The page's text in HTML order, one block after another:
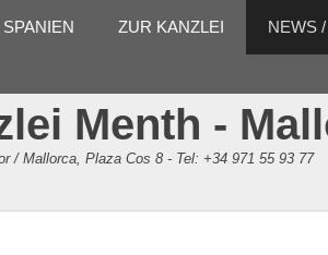
ZUR KANZLEI NEWS
Menth -
/ Mallorca, Plaza Cos 8 - Tel: +34 971 55 93 77